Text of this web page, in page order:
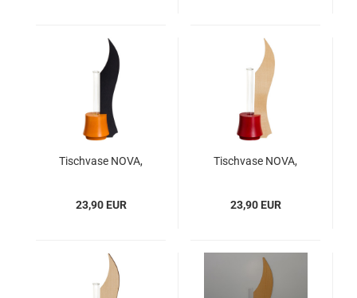
Tischvase NOVA,
23,90 EUR
Tischvase NOVA,
23,90 EUR